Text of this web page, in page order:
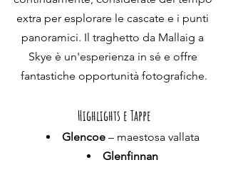
extra per esplorare le cascate e i punti
panoramici. Il traghetto da Mallaig a
Skye è un'esperienza in sé e offre
fantastiche opportunità fotografiche.
Highlights e Tappe
Glencoe – maestosa vallata
Glenfinnan